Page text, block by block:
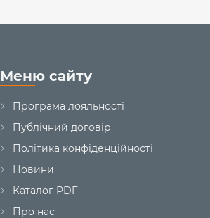
Меню сайту
Програма лояльності
Публічний договір
Політика конфіденційності
Новини
Каталог PDF
Про нас